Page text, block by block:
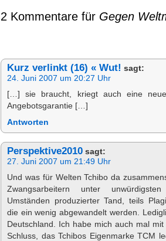
2 Kommentare für Gegen
Kurz verlinkt (16) « Wut! sagt:
24. Juni 2007 um 20:27 Uhr
[…] sie braucht, kriegt auch eine
Angebotsgarantie […]
Antworten
Perspektive2010 sagt:
27. Juni 2007 um 21:49 Uhr
Und was für Welten Tchibo da
Zwangsarbeitern unter
Umständen produzierter Tand, teils
die ein wenig abgewandelt werden.
Deutschland. Ich habe mich auch mal
Schluss, das Tchibos Eigenmarke TCM